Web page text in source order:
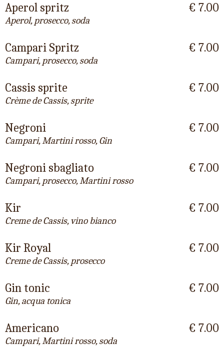
Aperol spritz
Aperol, prosecco, soda
€ 7.00
Campari Spritz
Campari, prosecco, soda
€ 7.00
Cassis sprite
Crème de Cassis, sprite
€ 7.00
Negroni
Campari, Martini rosso, Gin
€ 7.00
Negroni sbagliato
Campari, prosecco, Martini rosso
€ 7.00
Kir
Creme de Cassis, vino bianco
€ 7.00
Kir Royal
Creme de Cassis, prosecco
€ 7.00
Gin tonic
Gin, acqua tonica
€ 7.00
Americano
Campari, Martini rosso, soda
€ 7.00